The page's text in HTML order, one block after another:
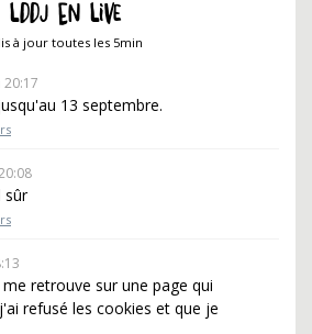
LDDJ EN LIVE
à jour toutes les 5min
20:17
13 septembre.
sûr
retrouve sur une page qui
refusé les cookies et que je